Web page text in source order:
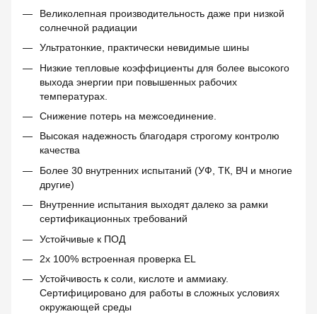
Великолепная производительность даже при низкой
солнечной радиации
Ультратонкие, практически невидимые шины
Низкие тепловые коэффициенты для более высокого
выхода энергии при повышенных рабочих
температурах.
Снижение потерь на межсоединение.
Высокая надежность благодаря строгому контролю
качества
Более 30 внутренних испытаний (УФ, ТК, ВЧ и многие
другие)
Внутренние испытания выходят далеко за рамки
сертификационных требований
Устойчивые к ПОД
2x 100% встроенная проверка EL
Устойчивость к соли, кислоте и аммиаку.
Сертифицировано для работы в сложных условиях
окружающей среды